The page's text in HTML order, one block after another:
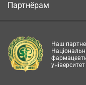
Партнёрам
Наш
університет